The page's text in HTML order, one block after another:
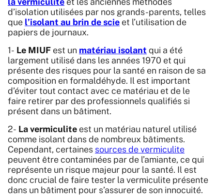
d’isolation utilisées par nos grands-parents, telles
que l’isolant au brin de scie et l’utilisation de
papiers de journaux.
1- Le MIUF est un matériau isolant qui a été
largement utilisé dans les années 1970 et qui
présente des risques pour la santé en raison de sa
composition en formaldéhyde. Il est important
d’éviter tout contact avec ce matériau et de le
faire retirer par des professionnels qualifiés si
présent dans un bâtiment.
2- La vermiculite est un matériau naturel utilisé
comme isolant dans de nombreux bâtiments.
Cependant, certaines sources de vermiculite
peuvent être contaminées par de l’amiante, ce qui
représente un risque majeur pour la santé. Il est
donc crucial de faire tester la vermiculite présente
dans un bâtiment pour s’assurer de son innocuité.